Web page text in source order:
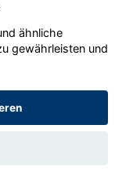
- 2026
ähnliche
gewährleisten und